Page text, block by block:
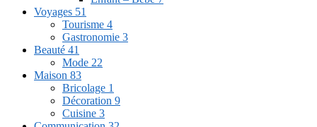
Voyages 51
Tourisme 4
Gastronomie 3
Beauté 41
Mode 22
Maison 83
Bricolage 1
Décoration 9
Cuisine 3